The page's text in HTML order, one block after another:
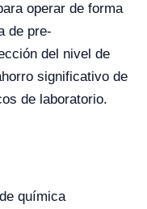
operar de forma
de pre-
del nivel de
significativo de
de laboratorio.
química